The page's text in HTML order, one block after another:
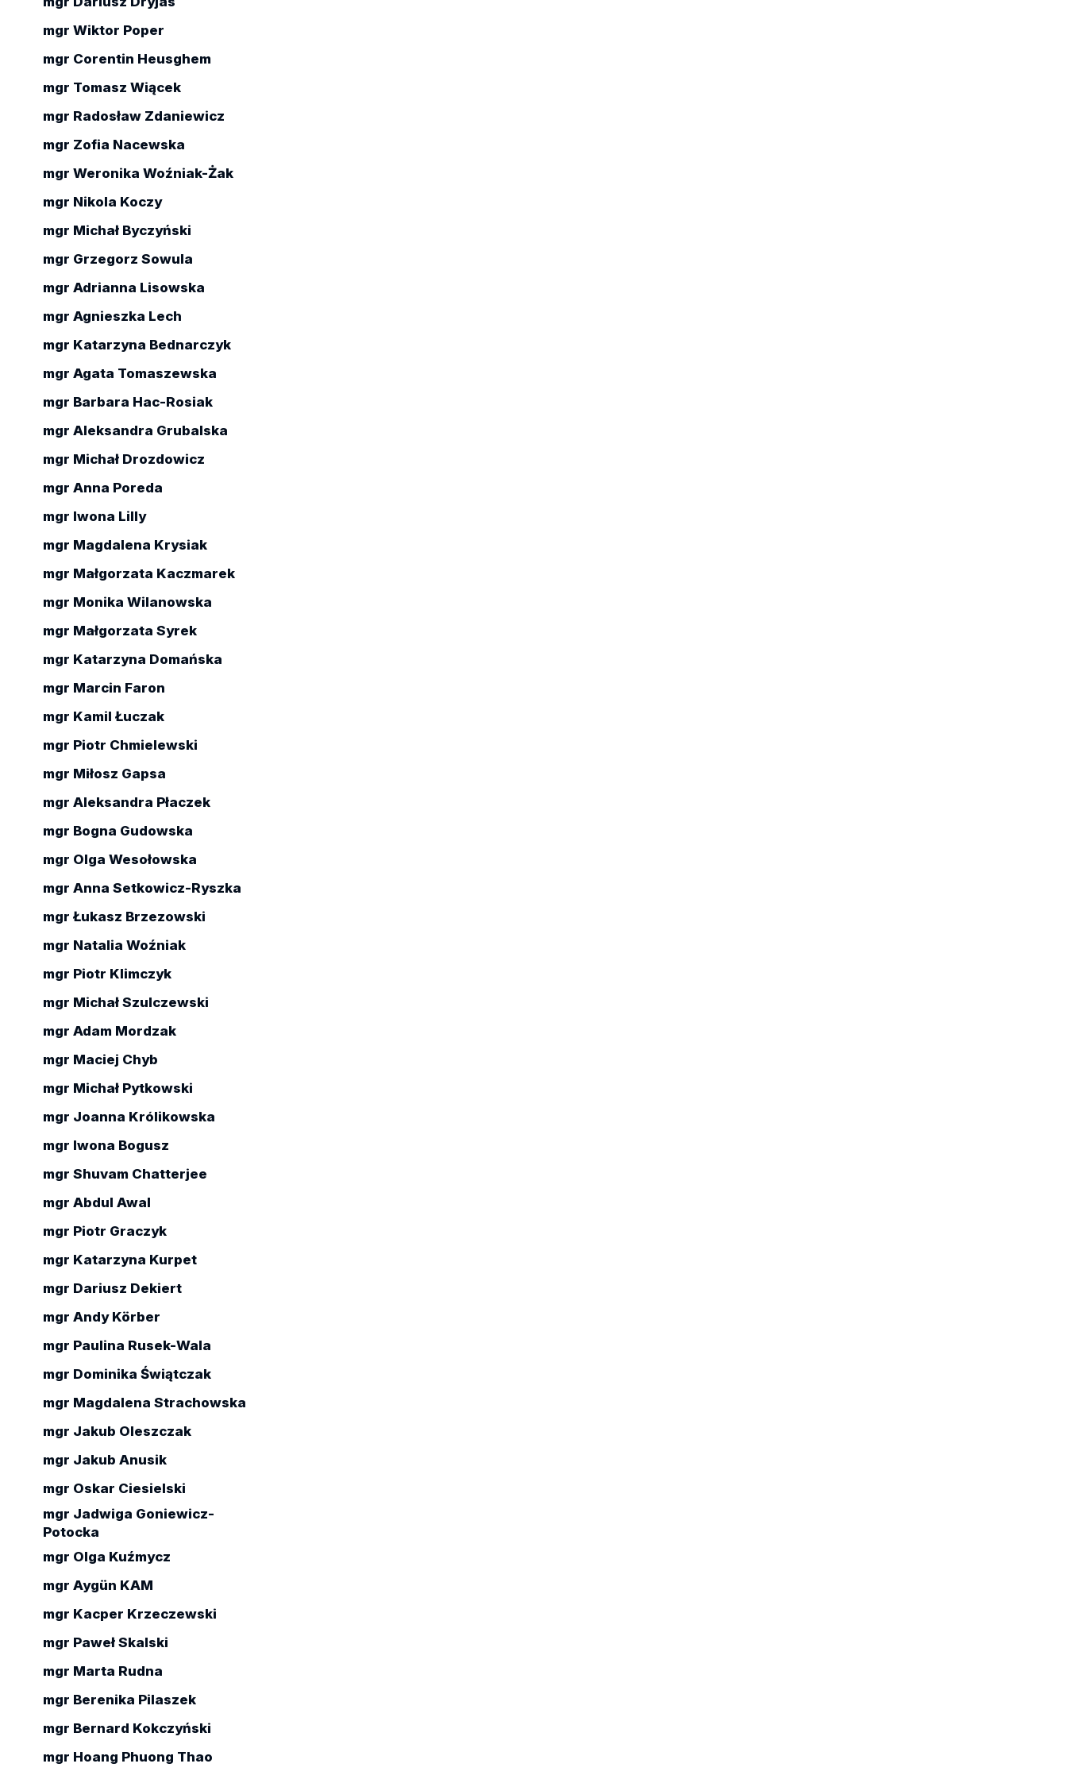
mgr Wiktor Poper
mgr Corentin Heusghem
mgr Tomasz Wiącek
mgr Radosław Zdaniewicz
mgr Zofia Nacewska
mgr Weronika Woźniak-Żak
mgr Nikola Koczy
mgr Michał Byczyński
mgr Grzegorz Sowula
mgr Adrianna Lisowska
mgr Agnieszka Lech
mgr Katarzyna Bednarczyk
mgr Agata Tomaszewska
mgr Barbara Hac-Rosiak
mgr Aleksandra Grubalska
mgr Michał Drozdowicz
mgr Anna Poreda
mgr Iwona Lilly
mgr Magdalena Krysiak
mgr Małgorzata Kaczmarek
mgr Monika Wilanowska
mgr Małgorzata Syrek
mgr Katarzyna Domańska
mgr Marcin Faron
mgr Kamil Łuczak
mgr Piotr Chmielewski
mgr Miłosz Gapsa
mgr Aleksandra Płaczek
mgr Bogna Gudowska
mgr Olga Wesołowska
mgr Anna Setkowicz-Ryszka
mgr Łukasz Brzezowski
mgr Natalia Woźniak
mgr Piotr Klimczyk
mgr Michał Szulczewski
mgr Adam Mordzak
mgr Maciej Chyb
mgr Michał Pytkowski
mgr Joanna Królikowska
mgr Iwona Bogusz
mgr Shuvam Chatterjee
mgr Abdul Awal
mgr Piotr Graczyk
mgr Katarzyna Kurpet
mgr Dariusz Dekiert
mgr Andy Körber
mgr Paulina Rusek-Wala
mgr Dominika Świątczak
mgr Magdalena Strachowska
mgr Jakub Oleszczak
mgr Jakub Anusik
mgr Oskar Ciesielski
mgr Jadwiga Goniewicz-
Potocka
mgr Olga Kuźmycz
mgr Aygün KAM
mgr Kacper Krzeczewski
mgr Paweł Skalski
mgr Marta Rudna
mgr Berenika Pilaszek
mgr Bernard Kokczyński
mgr Hoang Phuong Thao